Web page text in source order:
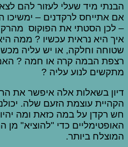
הבנתי מיד שעלי לעזור להם
אם אתייחס לרקדנים – ימשיכו
– לכן הסטתי את הפוקוס
איך היא נראית עכשיו ? ממה
שטוחה וחלקה, או יש עליה
רצפת הבמה קרה או חמה ?
מתקשים לנוע עליה ?
דיון בשאלות אלה איפשר את
הקהיית עוצמת הזעם שלה.
חש רקדן על במה כזאת ומה
האופטימליים כדי "להוציא" מן
המוצלח ביותר.